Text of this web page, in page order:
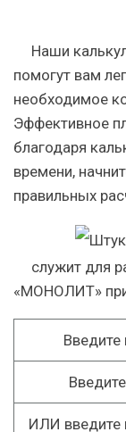
Наши
помогут вам
необходимое
Эффективное
благодаря
времени,
правильных
служит для
«МОНОЛИТ»
ИЛИ